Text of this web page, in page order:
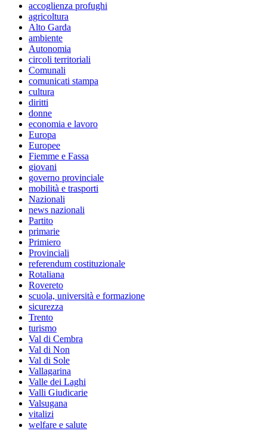
accoglienza profughi
agricoltura
Alto Garda
ambiente
Autonomia
circoli territoriali
Comunali
comunicati stampa
cultura
diritti
donne
economia e lavoro
Europa
Europee
Fiemme e Fassa
giovani
governo provinciale
mobilità e trasporti
Nazionali
news nazionali
Partito
primarie
Primiero
Provinciali
referendum costituzionale
Rotaliana
Rovereto
scuola, università e formazione
sicurezza
Trento
turismo
Val di Cembra
Val di Non
Val di Sole
Vallagarina
Valle dei Laghi
Valli Giudicarie
Valsugana
vitalizi
welfare e salute